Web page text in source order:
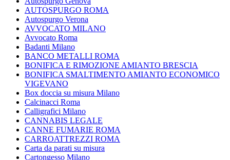
AUTOSPURGO ROMA
Autospurgo Verona
AVVOCATO MILANO
Avvocato Roma
Badanti Milano
BANCO METALLI ROMA
BONIFICA E RIMOZIONE AMIANTO BRESCIA
BONIFICA SMALTIMENTO AMIANTO ECONOMICO
VIGEVANO
Box doccia su misura Milano
Calcinacci Roma
Calligrafici Milano
CANNABIS LEGALE
CANNE FUMARIE ROMA
CARROATTREZZI ROMA
Carta da parati su misura
Cartongesso Milano